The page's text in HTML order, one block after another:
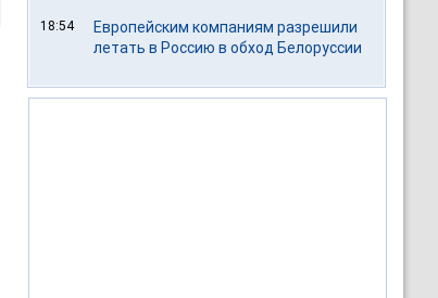
18:54
Европейским компаниям разрешили
летать в Россию в обход Белоруссии